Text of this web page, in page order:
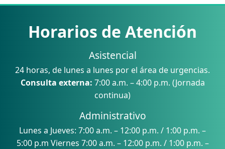
Horarios de Atención
Asistencial
24 horas, de lunes a lunes por el área de urgencias.
Consulta externa: 7:00 a.m. – 4:00 p.m. (Jornada
continua)
Administrativo
Lunes a Jueves: 7:00 a.m. – 12:00 p.m. / 1:00 p.m. –
5:00 p.m Viernes 7:00 a.m. – 12:00 p.m. / 1:00 p.m. –